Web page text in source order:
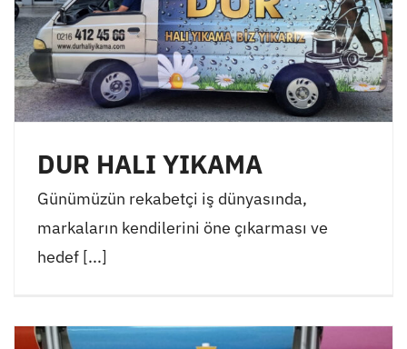
DUR HALI YIKAMA
Günümüzün rekabetçi iş dünyasında,
markaların kendilerini öne çıkarması ve
hedef [...]